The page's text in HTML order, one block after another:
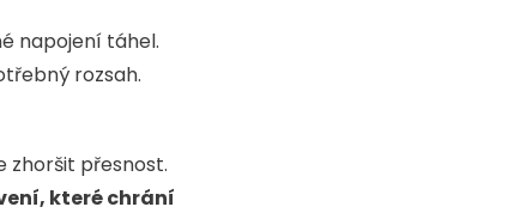
napojení táhel.
rozsah.
zhoršit přesnost.
které chrání